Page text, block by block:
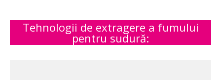
Tehnologii de extragere a fumului
pentru sudură: